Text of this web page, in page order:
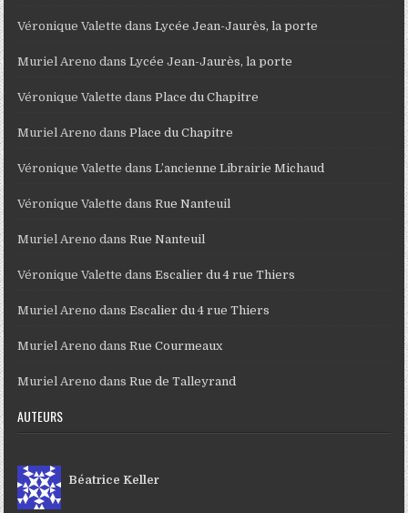
Véronique Valette dansLycée Jean-Jaurès, la porte
Muriel Areno dansLycée Jean-Jaurès, la porte
Véronique Valette dansPlace du Chapitre
Muriel Areno dansPlace du Chapitre
Véronique Valette dansL’ancienne Librairie Michaud
Véronique Valette dansRue Nanteuil
Muriel Areno dansRue Nanteuil
Véronique Valette dansEscalier du 4 rue Thiers
Muriel Areno dansEscalier du 4 rue Thiers
Muriel Areno dansRue Courmeaux
Muriel Areno dansRue de Talleyrand
AUTEURS
Béatrice Keller